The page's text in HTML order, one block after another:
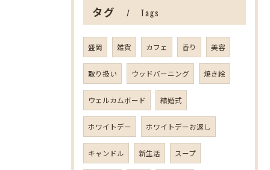
タグ Tags
盛岡 雑貨 カフェ 香り 美容
取り扱い ウッドバーニング 焼き絵
ウェルカムボード 結婚式
ホワイトデー ホワイトデーお返し
キャンドル 新生活 スープ